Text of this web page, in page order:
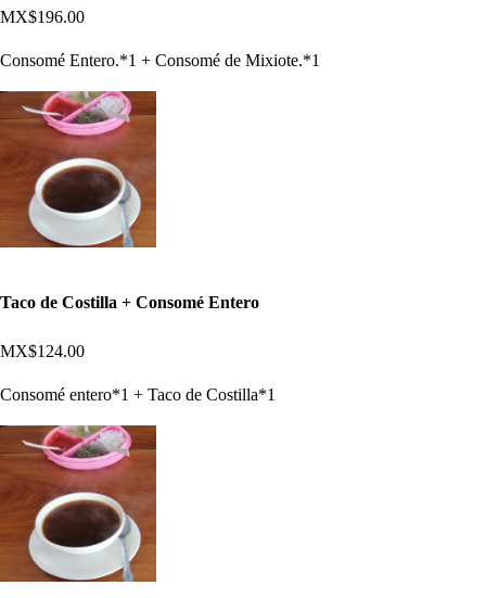
MX$196.00
Consomé Entero.*1 + Consomé de Mixiote.*1
Taco de Costilla + Consomé Entero
MX$124.00
Consomé entero*1 + Taco de Costilla*1